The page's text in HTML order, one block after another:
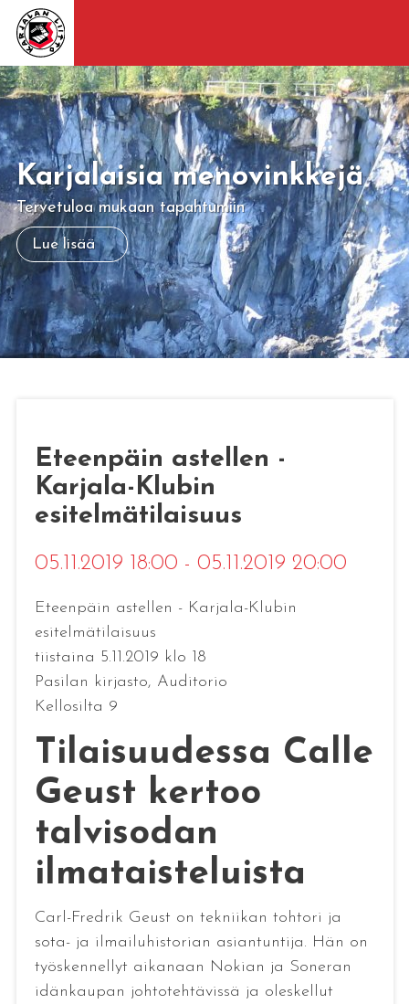
Karjalaisia menovinkkejä
Tervetuloa mukaan tapahtumiin
Lue lisää
Eteenpäin astellen -
Karjala-Klubin
esitelmätilaisuus
05.11.2019 18:00 - 05.11.2019 20:00
Eteenpäin astellen - Karjala-Klubin
esitelmätilaisuus
tiistaina 5.11.2019 klo 18
Pasilan kirjasto, Auditorio
Kellosilta 9
Tilaisuudessa Calle
Geust kertoo
talvisodan
ilmataisteluista
Carl-Fredrik Geust on tekniikan tohtori ja
sota- ja ilmailuhistorian asiantuntija. Hän on
työskennellyt aikanaan Nokian ja Soneran
idänkaupan johtotehtävissä ja oleskellut